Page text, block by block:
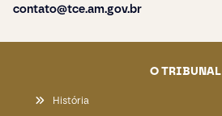
contato@tce.am.gov.br
O TRIBUNAL
História